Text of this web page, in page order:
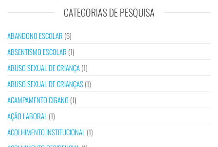
CATEGORIAS DE PESQUISA
ABANDONO ESCOLAR (6)
ABSENTISMO ESCOLAR (1)
ABUSO SEXUAL DE CRIANÇA(1)
ABUSO SEXUAL DE CRIANÇAS(1)
ACAMPAMENTO CIGANO (1)
AÇÃO LABORAL (1)
ACOLHIMENTO INSTITUCIONAL (1)